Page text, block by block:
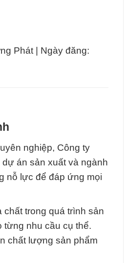
Phát | Ngày đăng:
nghiệp, Công ty
án sản xuất và ngành
nỗ lực để đáp ứng mọi
trong quá trình sản
từng nhu cầu cụ thể.
chất lượng sản phẩm